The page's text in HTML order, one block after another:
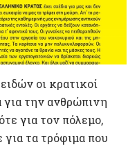
οι κρατικοί
για την ανθρώπινη
για τον πόλεµο,
για τα τρόφιµα που